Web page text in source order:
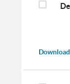
Download